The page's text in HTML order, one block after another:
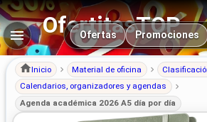
OfertitasTOP
Navegación principal
Ofertas Promociones
Inicio Material de oficina
Calendarios, organizadores y agendas
Agenda académica 2026 A5 día por día